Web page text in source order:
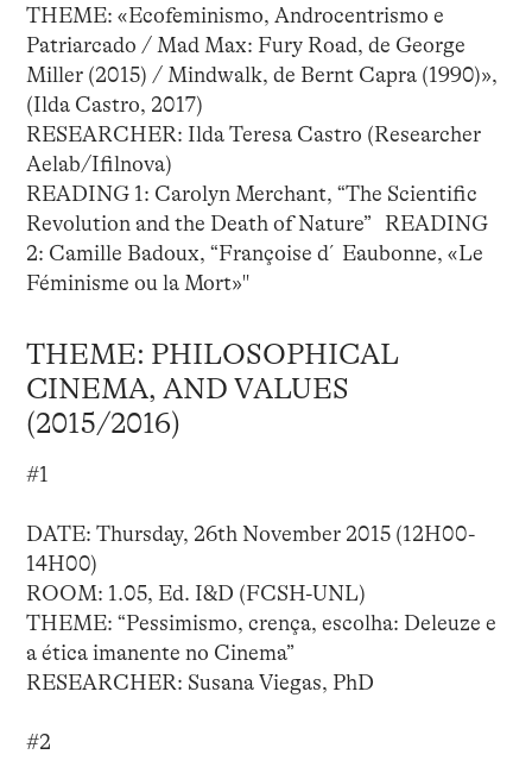
THEME: «Ecofeminismo, Androcentrismo e
Patriarcado / Mad Max: Fury Road, de George
Miller (2015) / Mindwalk, de Bernt Capra (1990)»,
(Ilda Castro, 2017)
RESEARCHER: Ilda Teresa Castro (Researcher
Aelab/Ifilnova)
READING 1: Carolyn Merchant, “The Scientific
Revolution and the Death of Nature” READING
2: Camille Badoux, “Françoise d´Eaubonne, «Le
Féminisme ou la Mort»"
THEME: PHILOSOPHICAL
CINEMA, AND VALUES
(2015/2016)
#1
DATE: Thursday, 26th November 2015 (12H00-
14H00)
ROOM: 1.05, Ed. I&D (FCSH-UNL)
THEME: “Pessimismo, crença, escolha: Deleuze e
a ética imanente no Cinema”
RESEARCHER: Susana Viegas, PhD
#2